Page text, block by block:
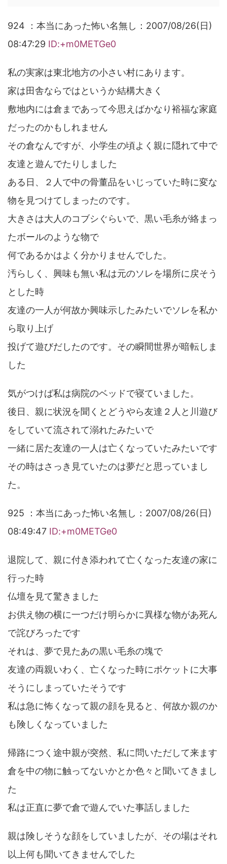
924 ：本当にあった怖い名無し：2007/08/26(日)
08:47:29 ID:+m0METGe0
私の実家は東北地方の小さい村にあります。
家は田舎ならではというか結構大きく
敷地内には倉まであって今思えばかなり裕福な家庭
だったのかもしれません
その倉なんですが、小学生の頃よく親に隠れて中で
友達と遊んでたりしました
ある日、２人で中の骨董品をいじっていた時に変な
物を見つけてしまったのです。
大きさは大人のコブシぐらいで、黒い毛糸が絡まっ
たボールのような物で
何であるかはよく分かりませんでした。
汚らしく、興味も無い私は元のソレを場所に戻そう
とした時
友達の一人が何故か興味示したみたいでソレを私か
ら取り上げ
投げて遊びだしたのです。その瞬間世界が暗転しま
した
気がつけば私は病院のベッドで寝ていました。
後日、親に状況を聞くとどうやら友達２人と川遊び
をしていて流されて溺れたみたいで
一緒に居た友達の一人は亡くなっていたみたいです
その時はさっき見ていたのは夢だと思っていまし
た。
925 ：本当にあった怖い名無し：2007/08/26(日)
08:49:47 ID:+m0METGe0
退院して、親に付き添われて亡くなった友達の家に
行った時
仏壇を見て驚きました
お供え物の横に一つだけ明らかに異様な物があ死ん
で詫びろったです
それは、夢で見たあの黒い毛糸の塊で
友達の両親いわく、亡くなった時にポケットに大事
そうにしまっていたそうです
私は急に怖くなって親の顔を見ると、何故か親のか
も険しくなっていました
帰路につく途中親が突然、私に問いただして来ます
倉を中の物に触ってないかとか色々と聞いてきまし
た
私は正直に夢で倉で遊んでいた事話しました
親は険しそうな顔をしていましたが、その場はそれ
以上何も聞いてきませんでした